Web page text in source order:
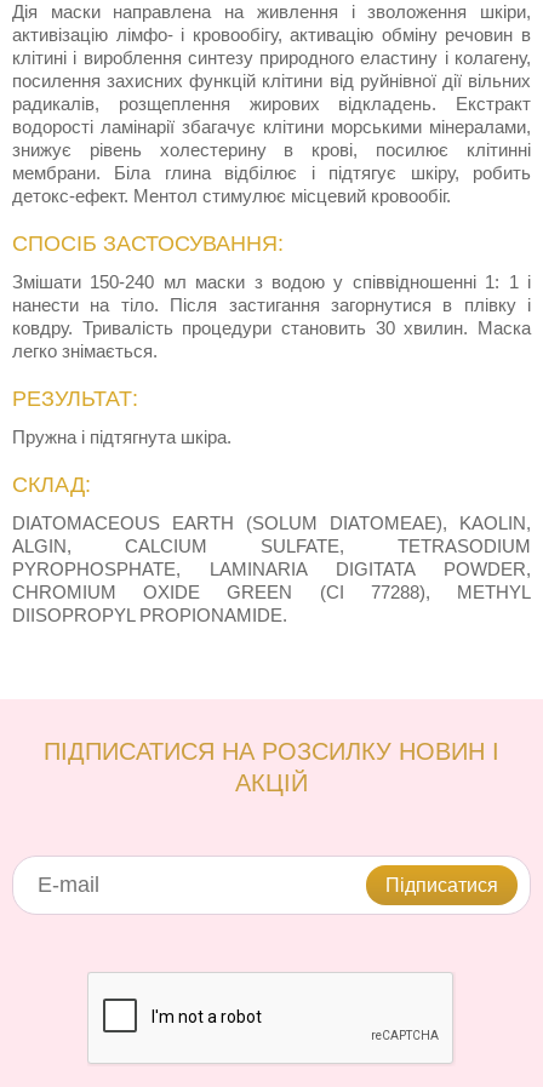
Дія маски направлена на живлення і зволоження шкіри,
активізацію лімфо- і кровообігу, активацію обміну речовин в
клітині і вироблення синтезу природного еластину і колагену,
посилення захисних функцій клітини від руйнівної дії вільних
радикалів, розщеплення жирових відкладень. Екстракт
водорості ламінарії збагачує клітини морськими мінералами,
знижує рівень холестерину в крові, посилює клітинні
мембрани. Біла глина відбілює і підтягує шкіру, робить
детокс-ефект. Ментол стимулює місцевий кровообіг.
СПОСІБ ЗАСТОСУВАННЯ:
Змішати 150-240 мл маски з водою у співвідношенні 1: 1 і
нанести на тіло. Після застигання загорнутися в плівку і
ковдру. Тривалість процедури становить 30 хвилин. Маска
легко знімається.
РЕЗУЛЬТАТ:
Пружна і підтягнута шкіра.
СКЛАД:
DIATOMACEOUS EARTH (SOLUM DIATOMEAE), KAOLIN,
ALGIN, CALCIUM SULFATE, TETRASODIUM
PYROPHOSPHATE, LAMINARIA DIGITATA POWDER,
CHROMIUM OXIDE GREEN (CI 77288), METHYL
DIISOPROPYL PROPIONAMIDE.
ПІДПИСАТИСЯ НА РОЗСИЛКУ НОВИН І
АКЦІЙ
Підписатися